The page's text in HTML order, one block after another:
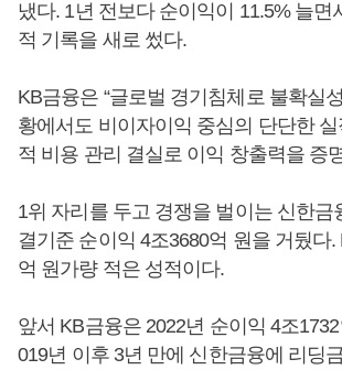
냈다. 1년 전보다 순이익이 11.5% 늘면
적 기록을 새로 썼다.
KB금융은 “글로벌 경기침체로 불확실
황에서도 비이자이익 중심의 단단한
적 비용 관리 결실로 이익 창출력을 증
1위 자리를 두고 경쟁을 벌이는 신한금
결기준 순이익 4조3680억 원을 거뒀다
억 원가량 적은 성적이다.
앞서 KB금융은 2022년 순이익 4조
019년 이후 3년 만에 신한금융에 리딩